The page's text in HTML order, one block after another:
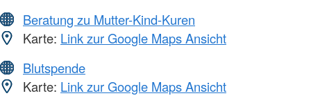
Beratung zu Mutter-Kind-Kuren
Karte: Link zur Google Maps Ansicht
Blutspende
Karte: Link zur Google Maps Ansicht